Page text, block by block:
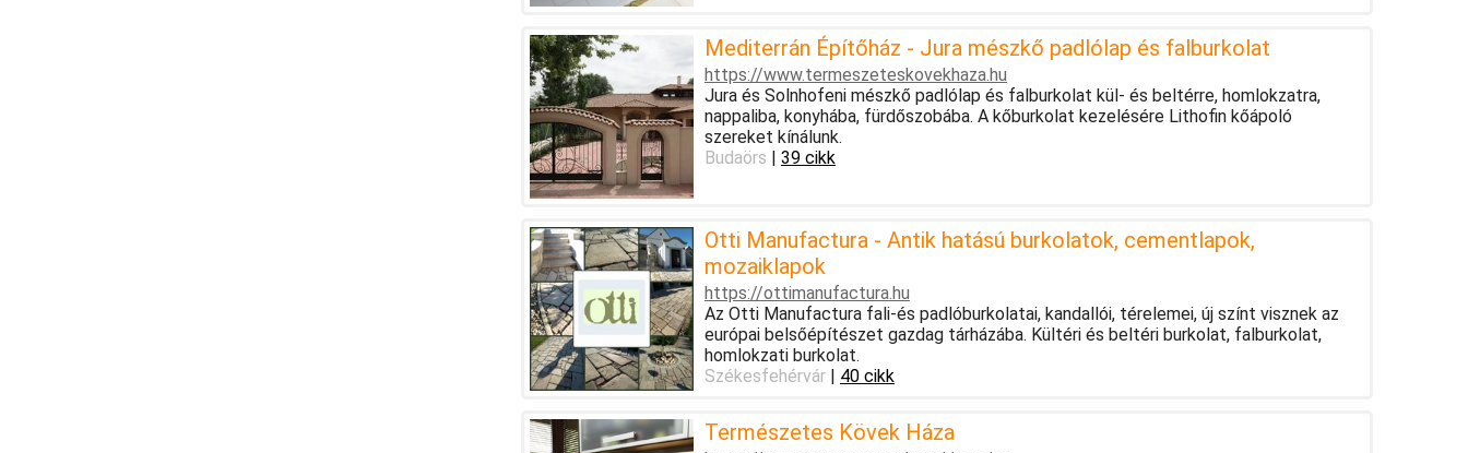
Mediterrán Építőház - Jura mészkő padlólap és falburkolat
https://www.termeszeteskovekhaza.hu
Jura és Solnhofeni mészkő padlólap és falburkolat kül- és beltérre, homlokzatra,
nappaliba, konyhába, fürdőszobába. A kőburkolat kezelésére Lithofin kőápoló
szereket kínálunk.
Budaörs | 39 cikk
Otti Manufactura - Antik hatású burkolatok, cementlapok,
mozaiklapok
https://ottimanufactura.hu
Az Otti Manufactura fali-és padlóburkolatai, kandallói, térelemei, új színt visznek az
európai belsőépítészet gazdag tárházába. Kültéri és beltéri burkolat, falburkolat,
homlokzati burkolat.
Székesfehérvár| 40 cikk
Természetes Kövek Háza